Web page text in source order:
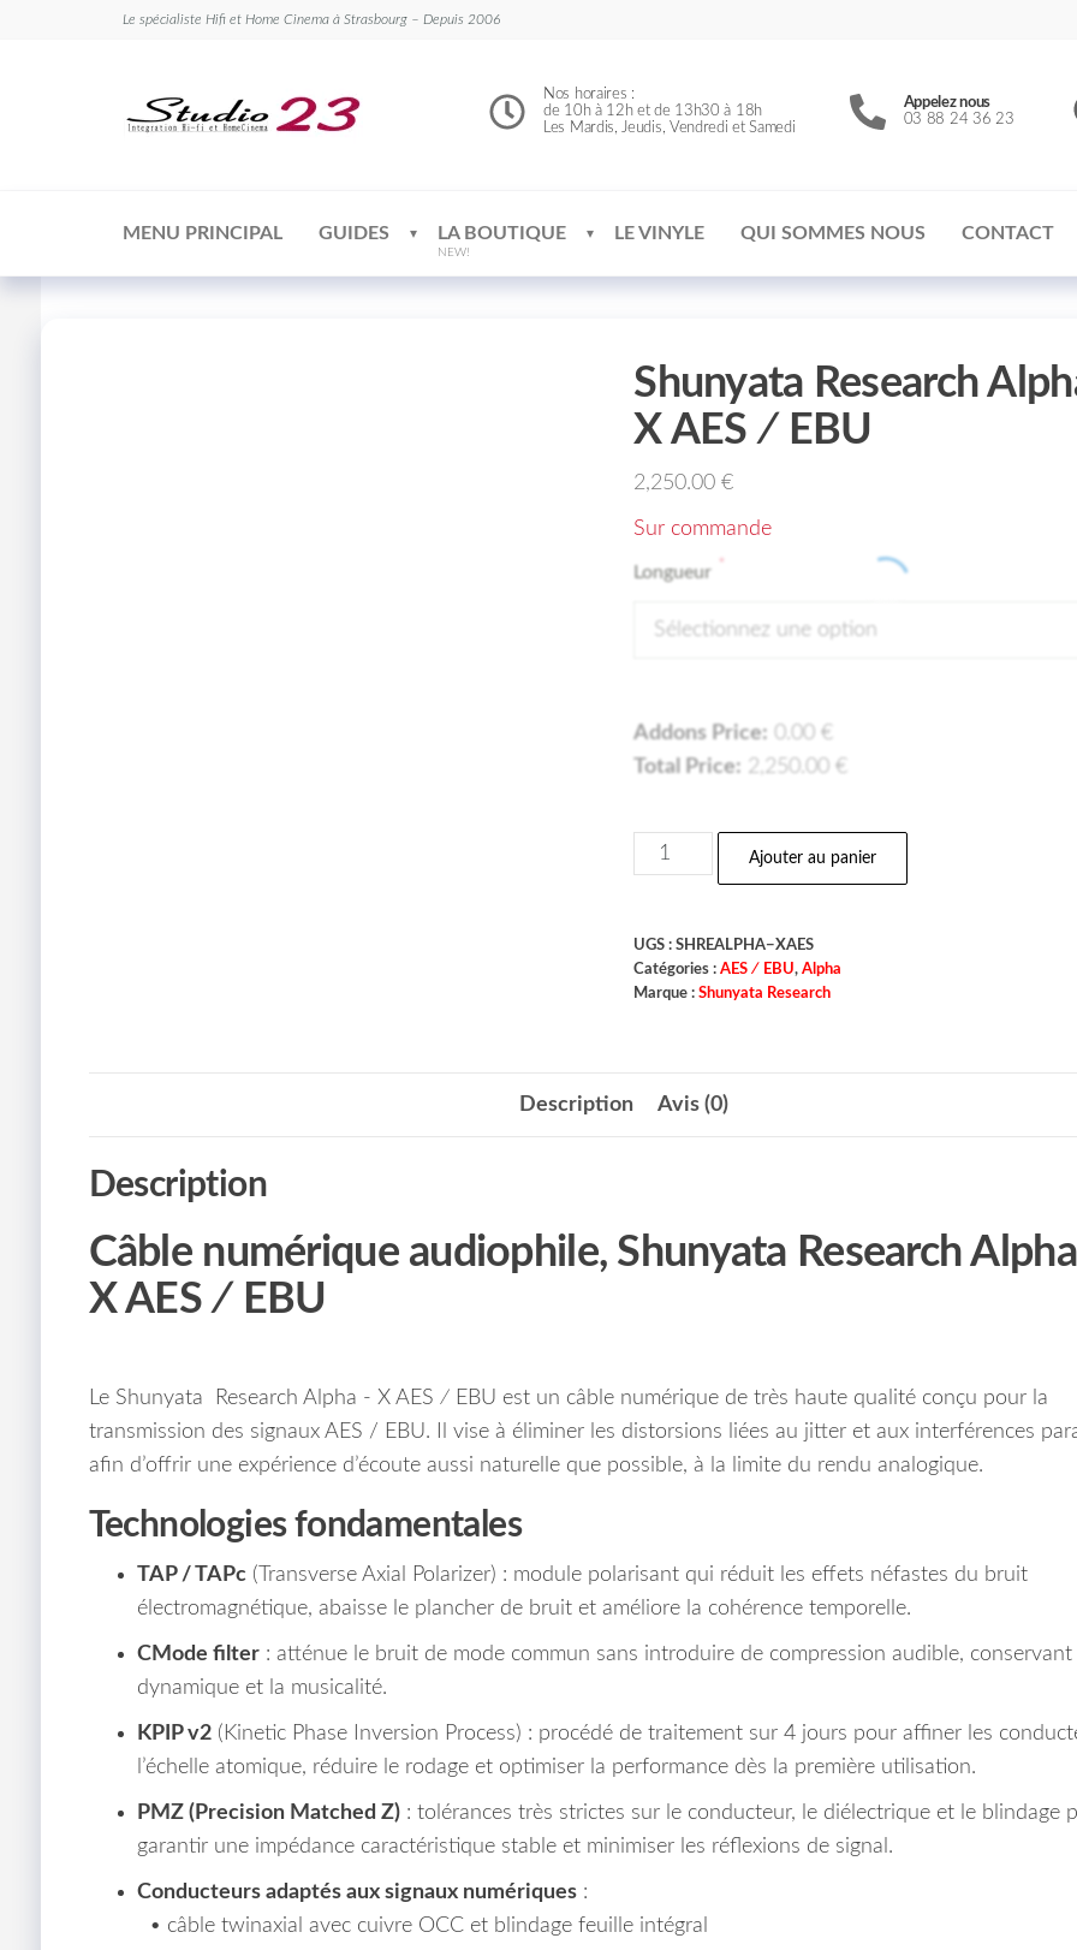
Le spécialiste Hifi et Home Cinema à Strasbourg – Depuis 2006
Nos horaires :
de 10h à 12h et de 13h30 à 18h
Les Mardis, Jeudis, Vendredi et Samedi
Appelez nous
03 88 24 36 23
MENU PRINCIPAL GUIDES LA BOUTIQUE
NEW!
LE VINYLE QUI SOMMES NOUS CONTACT
Shunyata Research
X AES ∕ EBU
2,250.00€
Sur commande
Longueur *
Sélectionnez une option
Addons Price: 0.00€
Total Price: 2,250.00€
Ajouter au panier
UGS :SHREALPHA−XAES
Catégories :AES ∕ EBU,Alpha
Marque :Shunyata Research
Description Avis (0)
Description
Câble numérique audiophile, Shunyata Research
X AES ∕ EBU
Le Shunyata Research Alpha ‑ X AES ∕ EBU est un câble numérique de très haute qualité conçu pour la
transmission des signaux AES / EBU. Il vise à éliminer les distorsions liées au jitter et aux interférences
afin d’offrir une expérience d’écoute aussi naturelle que possible, à la limite du rendu analogique.
Technologies fondamentales
TAP / TAPc(Transverse Axial Polarizer) : module polarisant qui réduit les effets néfastes du bruit
électromagnétique, abaisse le plancher de bruit et améliore la cohérence temporelle.
CMode filter: atténue le bruit de mode commun sans introduire de compression audible, conservant
dynamique et la musicalité.
KPIP v2(Kinetic Phase Inversion Process) : procédé de traitement sur 4 jours pour affiner les
l’échelle atomique, réduire le rodage et optimiser la performance dès la première utilisation.
PMZ (Precision Matched Z): tolérances très strictes sur le conducteur, le diélectrique et le blindage
garantir une impédance caractéristique stable et minimiser les réflexions de signal.
Conducteurs adaptés aux signaux numériques:
• câble twinaxial avec cuivre OCC et blindage feuille intégral